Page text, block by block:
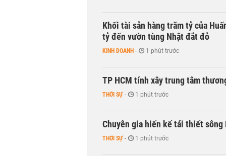
Khối tài sản hàng trăm tỷ của
tỷ đến vườn tùng Nhật đắt đỏ
KINH DOANH - 1 phút trước
TP HCM tính xây trung tâm
THỜI SỰ - 1 phút trước
Chuyên gia hiến kế tái thiết sông
THỜI SỰ - 1 phút trước